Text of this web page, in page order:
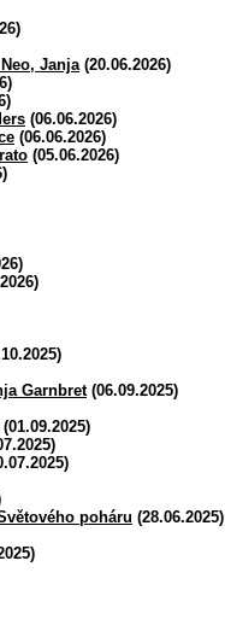
Janja(20.06.2026)
(06.06.2026)
(06.06.2026)
(05.06.2026)
Garnbret(06.09.2025)
(01.09.2025)
poháru (28.06.2025)